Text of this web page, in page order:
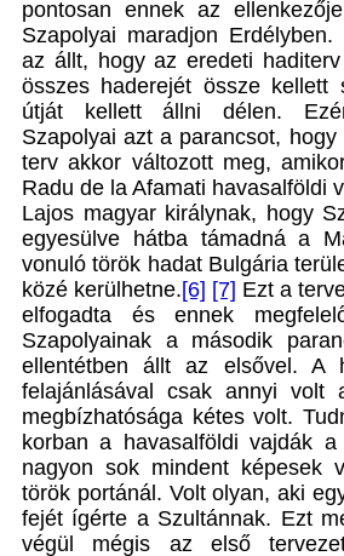
pontosan ennek az
Szapolyai maradjon Erdélyben.
az állt, hogy az eredeti
összes haderejét össze
útját kellett állni délen.
Szapolyai azt a parancsot, hogy
terv akkor változott meg,
Radu de la Afamati havasalföldi
Lajos magyar királynak, hogy
egyesülve hátba támadná a
vonuló török hadat Bulgária
közé kerülhetne.[6] [7] Ezt a
elfogadta és ennek
Szapolyainak a második
ellentétben állt az elsővel. A
felajánlásával csak annyi volt
megbízhatósága kétes volt.
korban a havasalföldi vajdák a
nagyon sok mindent képesek
török portánál. Volt olyan, aki
fejét ígérte a Szultánnak. Ezt
végül mégis az első